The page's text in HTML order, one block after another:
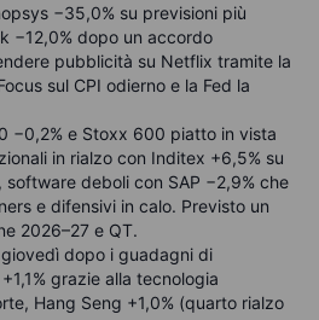
−35,0% su previsioni più
−12,0% dopo un accordo
pubblicità su Netflix tramite la
sul CPI odierno e la Fed la
−0,2% e Stoxx 600 piatto in vista
in rialzo con Inditex +6,5% su
deboli con SAP −2,9% che
e difensivi in calo. Previsto un
2026–27 e QT.
dopo i guadagni di
grazie alla tecnologia
Hang Seng +1,0% (quarto rialzo